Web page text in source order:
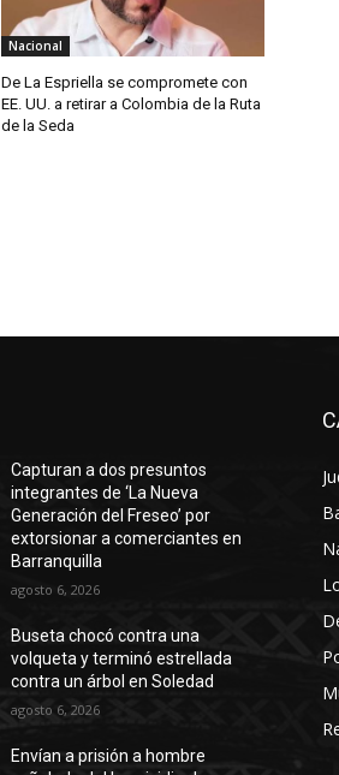
Nacional
De La Espriella se compromete con
EE. UU. a retirar a Colombia de la Ruta
de la Seda
Capturan a dos presuntos
integrantes de ‘La Nueva
Generación del Freseo’ por
extorsionar a comerciantes en
Barranquilla
agosto 6, 2026
Buseta chocó contra una
volqueta y terminó estrellada
contra un árbol en Soledad
agosto 6, 2026
Envían a prisión a hombre